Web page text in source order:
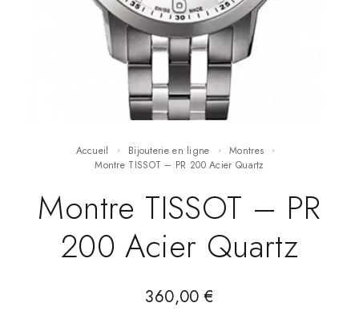
Accueil Bijouterie en ligne
Montres
Montre TISSOT – PR 200 Acier Quartz
Montre TISSOT – PR
200 Acier Quartz
360,00€